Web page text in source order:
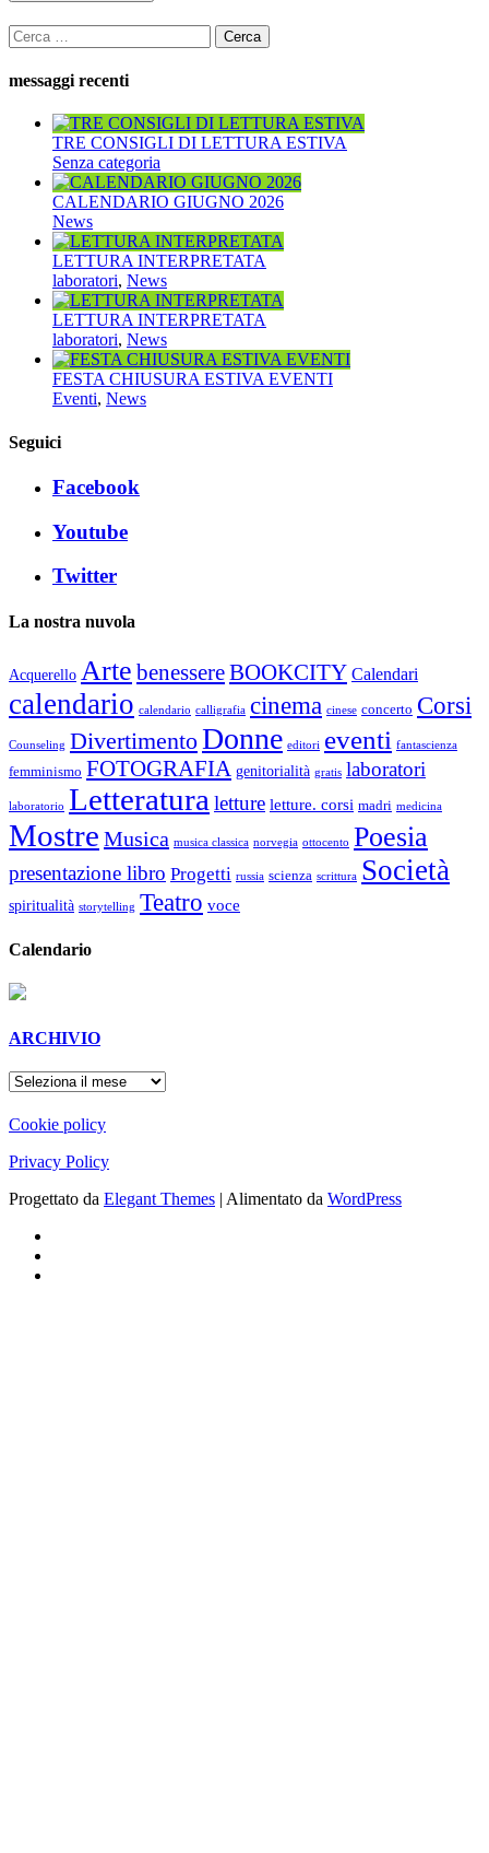
Ricerca
per:
messaggi recenti
TRE CONSIGLI DI LETTURA ESTIVA
Senza categoria
CALENDARIO GIUGNO 2026
News
LETTURA INTERPRETATA
laboratori, News
LETTURA INTERPRETATA
laboratori, News
FESTA CHIUSURA ESTIVA EVENTI
Eventi, News
Seguici
Facebook
Youtube
Twitter
La nostra nuvola
Acquerello Arte benessereBOOKCITY Calendari
calendario calendario calligrafia cinema cinese concerto Corsi
Counseling DivertimentoDonne editori eventi fantascienza
femminismo FOTOGRAFIA genitorialità gratis laboratori
laboratorio Letteratura letture letture. corsi madri medicina
Mostre Musica musica classica norvegia ottocento Poesia
presentazione libro Progetti russia scienza scrittura Società
spiritualità storytelling Teatro voce
Calendario
ARCHIVIO
ARCHIVIO
Cookie policy
Privacy Policy
Progettato da Elegant Themes | Alimentato da WordPress